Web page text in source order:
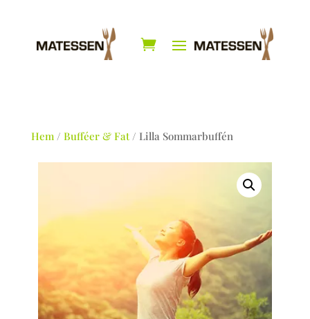
Hem/ Bufféer & Fat/ Lilla Sommarbuffén